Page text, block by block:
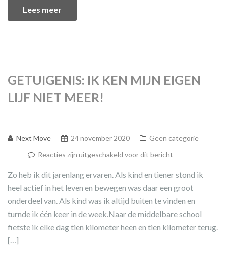
Lees meer
GETUIGENIS: IK KEN MIJN EIGEN
LIJF NIET MEER!
Next Move 24 november 2020
Geen categorie
Reacties zijn uitgeschakeld voor dit bericht
Zo heb ik dit jarenlang ervaren. Als kind en tiener stond ik
heel actief in het leven en bewegen was daar een groot
onderdeel van. Als kind was ik altijd buiten te vinden en
turnde ik één keer in de week.Naar de middelbare school
fietste ik elke dag tien kilometer heen en tien kilometer terug.
[…]